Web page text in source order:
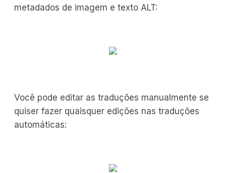
metadados de imagem e texto ALT:
Você pode editar as traduções manualmente se
quiser fazer quaisquer edições nas traduções
automáticas: